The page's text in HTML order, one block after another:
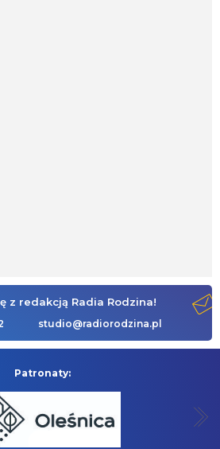
z redakcją Radia Rodzina!
studio@radiorodzina.pl
Patronaty: